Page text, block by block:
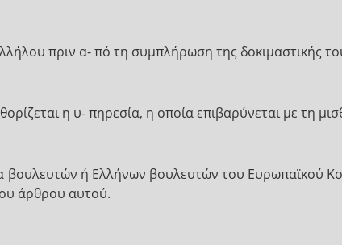
πριν α- πό τη συμπλήρωση της δοκιμαστικής
η υ- πηρεσία, η οποία επιβαρύνεται με τη
ή Ελλήνων βουλευτών του Ευρωπαϊκού
άρθρου αυτού.